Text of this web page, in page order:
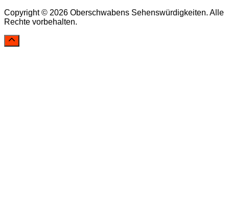
Copyright © 2026 Oberschwabens Sehenswürdigkeiten. Alle
Rechte vorbehalten.